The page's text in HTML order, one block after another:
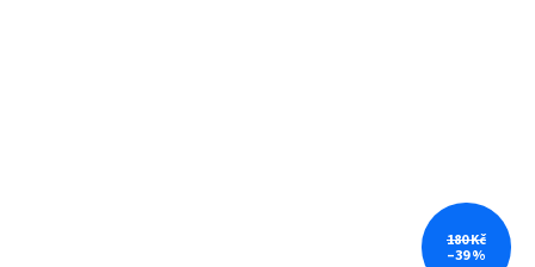
180 Kč
–39 %